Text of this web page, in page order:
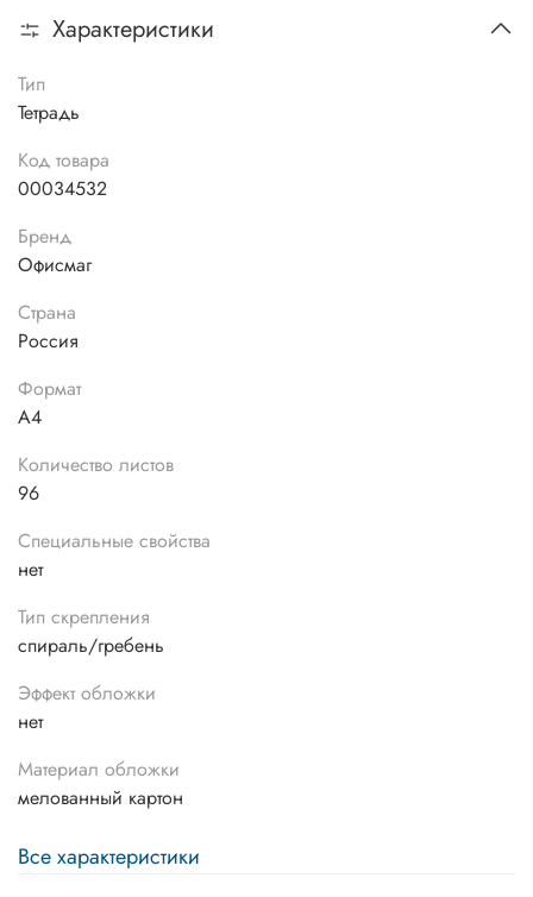
Характеристики
Тип
Тетрадь
Код товара
00034532
Бренд
Офисмаг
Страна
Россия
Формат
А4
Количество листов
96
Специальные свойства
нет
Тип скрепления
спираль/гребень
Эффект обложки
нет
Материал обложки
мелованный картон
Все характеристики